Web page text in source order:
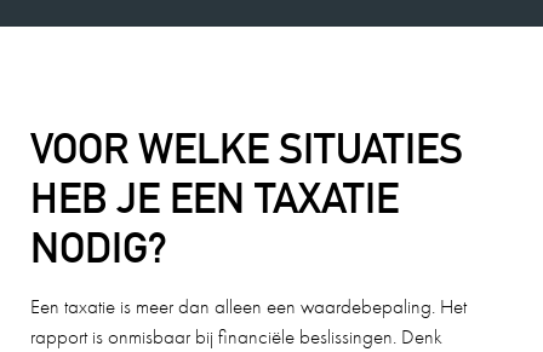
VOOR WELKE SITUATIES
HEB JE EEN TAXATIE
NODIG?
Een taxatie is meer dan alleen een waardebepaling. Het
rapport is onmisbaar bij financiële beslissingen. Denk